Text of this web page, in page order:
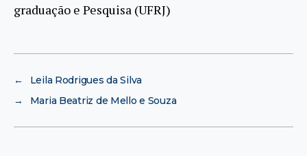
graduação e Pesquisa (UFRJ)
←
Leila Rodrigues da Silva
→
Maria Beatriz de Mello e Souza